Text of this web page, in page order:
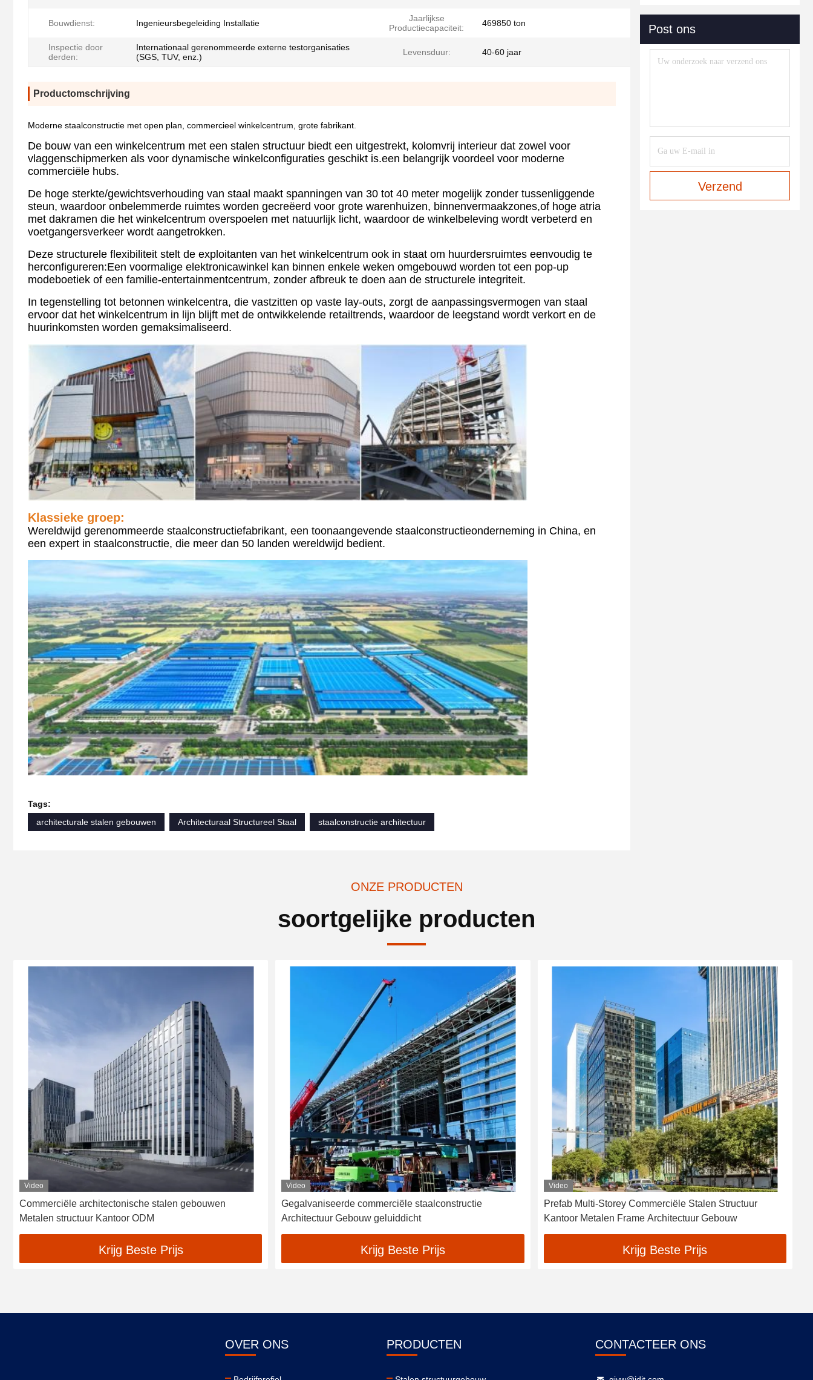
Bouwdienst: Ingenieursbegeleiding Installatie
Jaarlijkse
Productiecapaciteit:
469850 ton
Inspectie door
derden:
Internationaal gerenommeerde externe testorganisaties
(SGS, TUV, enz.)
Levensduur: 40-60 jaar
Productomschrijving
Moderne staalconstructie met open plan, commercieel winkelcentrum, grote fabrikant.
De bouw van een winkelcentrum met een stalen structuur biedt een uitgestrekt, kolomvrij interieur dat zowel voor
vlaggenschipmerken als voor dynamische winkelconfiguraties geschikt is.een belangrijk voordeel voor moderne
commerciële hubs.
De hoge sterkte/gewichtsverhouding van staal maakt spanningen van 30 tot 40 meter mogelijk zonder tussenliggende
steun, waardoor onbelemmerde ruimtes worden gecreëerd voor grote warenhuizen, binnenvermaakzones,of hoge atria
met dakramen die het winkelcentrum overspoelen met natuurlijk licht, waardoor de winkelbeleving wordt verbeterd en
voetgangersverkeer wordt aangetrokken.
Deze structurele flexibiliteit stelt de exploitanten van het winkelcentrum ook in staat om huurdersruimtes eenvoudig te
herconfigureren:Een voormalige elektronicawinkel kan binnen enkele weken omgebouwd worden tot een pop-up
modeboetiek of een familie-entertainmentcentrum, zonder afbreuk te doen aan de structurele integriteit.
In tegenstelling tot betonnen winkelcentra, die vastzitten op vaste lay-outs, zorgt de aanpassingsvermogen van staal
ervoor dat het winkelcentrum in lijn blijft met de ontwikkelende retailtrends, waardoor de leegstand wordt verkort en de
huurinkomsten worden gemaksimaliseerd.
Klassieke groep:
Wereldwijd gerenommeerde staalconstructiefabrikant, een toonaangevende staalconstructieonderneming in China, en
een expert in staalconstructie, die meer dan 50 landen wereldwijd bedient.
Tags:
architecturale stalen gebouwen
Architecturaal Structureel Staal staalconstructie architectuur
Post ons
Verzend
ONZE PRODUCTEN
soortgelijke producten
Video
Commerciële architectonische stalen gebouwen
Metalen structuur Kantoor ODM
Krijg Beste Prijs
Video
Gegalvaniseerde commerciële staalconstructie
Architectuur Gebouw geluiddicht
Krijg Beste Prijs
Video
Prefab Multi-Storey Commerciële Stalen Structuur
Kantoor Metalen Frame Architectuur Gebouw
Krijg Beste Prijs
OVER ONS PRODUCTEN CONTACTEER ONS